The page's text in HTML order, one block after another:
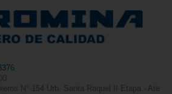
N° 154 Urb. Santa Raquel II Etapa - Ate